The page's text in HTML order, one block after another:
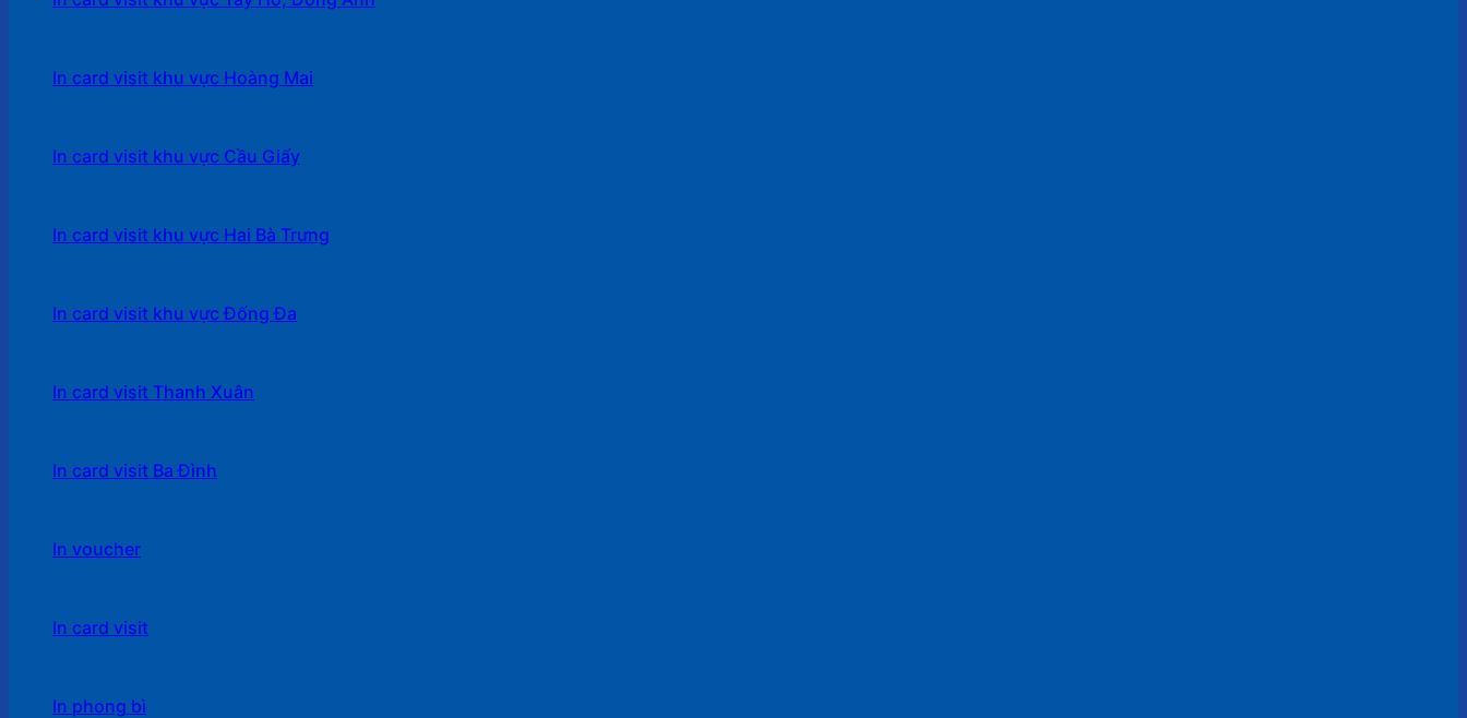
In card visit khu vực Hoàng Mai
In card visit khu vực Cầu Giấy
In card visit khu vực Hai Bà Trưng
In card visit khu vực Đống Đa
In card visit Thanh Xuân
In card visit Ba Đình
In voucher
In card visit
In phong bì